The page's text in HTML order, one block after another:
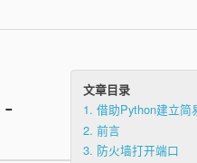
文章目录
1. 借助Python建立简
2. 前言
3. 防火墙打开端口